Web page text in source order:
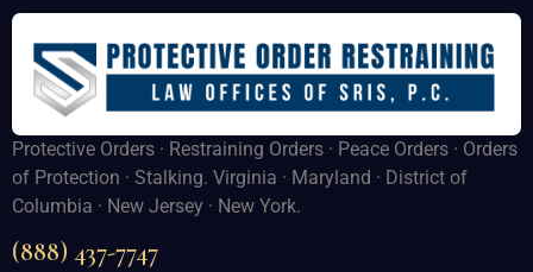
Protective Orders · Restraining Orders · Peace Orders · Orders
of Protection · Stalking. Virginia · Maryland · District of
Columbia · New Jersey · New York.
(888) 437-7747